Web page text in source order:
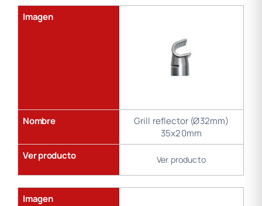
Imagen
Nombre
Grill reflector (Ø32mm)
35x20mm
Ver producto
Ver producto
Imagen